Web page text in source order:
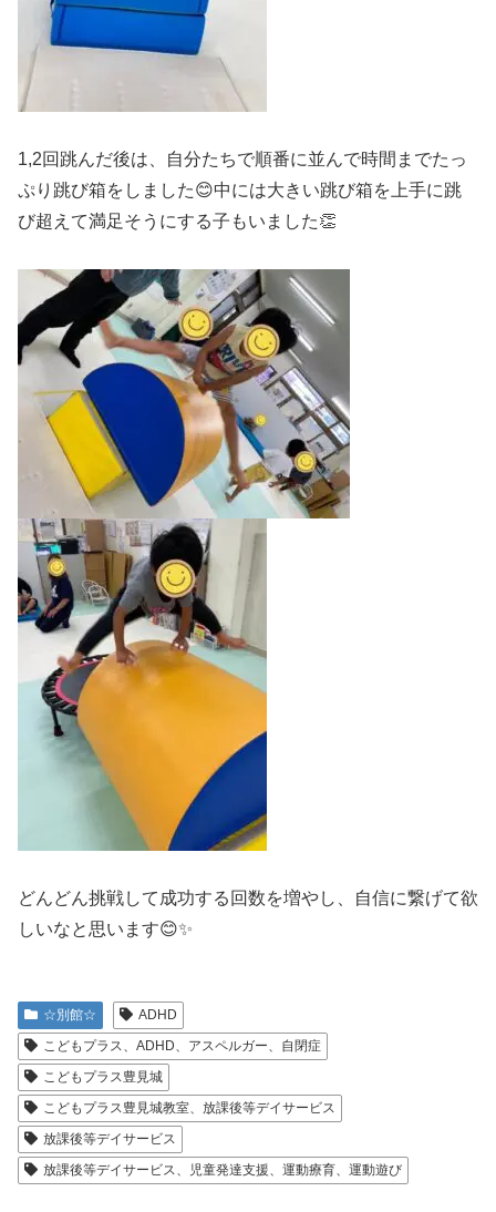
1,2回跳んだ後は、自分たちで順番に並んで時間までたっ
ぷり跳び箱をしました😊中には大きい跳び箱を上手に跳
び超えて満足そうにする子もいました👏
どんどん挑戦して成功する回数を増やし、自信に繋げて欲
しいなと思います😊✨
☆別館☆
ADHD
こどもプラス、ADHD、アスペルガー、自閉症
こどもプラス豊見城
こどもプラス豊見城教室、放課後等デイサービス
放課後等デイサービス
放課後等デイサービス、児童発達支援、運動療育、運動遊び